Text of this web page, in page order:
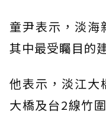
童尹表示，淡海
其中最受矚目的
他表示，淡江大
大橋及台2線竹